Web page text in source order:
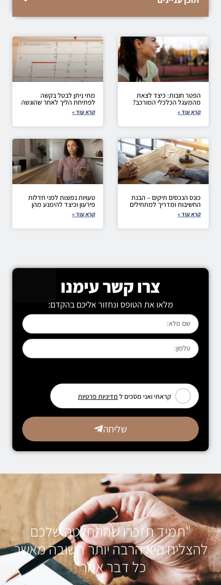
הפטר חובות: כיצד לצאת
מהמעגל הכלכלי המורכב?
קרא עוד »
מתי ניתן לבטל בקשה
לפתיחת הליך לאחר שהוגשה
קרא עוד »
כונס הנכסים תיקים – הבנת
החשיבות ומדריך למתחילים
קרא עוד »
טעויות נפוצות לפני חדלות
פירעון וכיצד להימנע מהן
קרא עוד »
צרו קשר עימנו
מלאו את הטופס ונחזור אליכם בהקדם:
קראתי ואני מסכים ל מדיניות פרטיות
שליחה
"תמיד תזכרו שההחלטה שלכם
להצליח היא הרבה יותר חשובה מאשר
כל דבר אחר"